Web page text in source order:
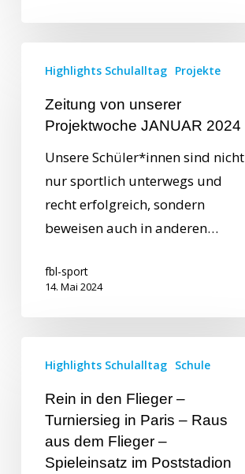
Highlights Schulalltag Projekte
Zeitung von unserer
Projektwoche JANUAR 2024
Unsere Schüler*innen sind nicht
nur sportlich unterwegs und
recht erfolgreich, sondern
beweisen auch in anderen…
fbl-sport
14. Mai 2024
Highlights Schulalltag Schule
Rein in den Flieger –
Turniersieg in Paris – Raus
aus dem Flieger –
Spieleinsatz im Poststadion